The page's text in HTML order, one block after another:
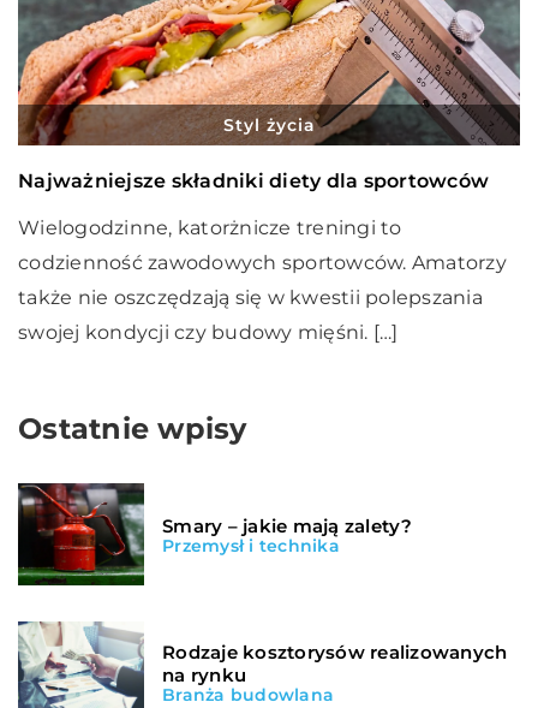
Styl życia
Najważniejsze składniki diety dla sportowców
Wielogodzinne, katorżnicze treningi to
codzienność zawodowych sportowców. Amatorzy
także nie oszczędzają się w kwestii polepszania
swojej kondycji czy budowy mięśni. […]
Ostatnie wpisy
Smary – jakie mają zalety?
Przemysł i technika
Rodzaje kosztorysów realizowanych
na rynku
Branża budowlana